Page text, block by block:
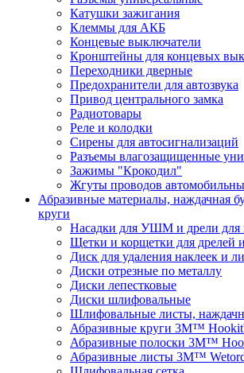
Катушки зажигания
Клеммы для АКБ
Концевые выключатели
Кронштейны для концевых
Переходники дверные
Предохранители для автозвука
Привод центрального замка
Радиотовары
Реле и колодки
Сирены для автосигнализаций
Разъемы влагозащищенные
Зажимы "Крокодил"
Жгуты проводов
Абразивные материалы, наждачная
круги
Насадки для УШМ и дрели для
Щетки и корщетки для
Диск для удаления наклеек и
Диски отрезные по металлу
Диски лепестковые
Диски шлифовальные
Шлифовальные листы,
Абразивные круги 3M™
Абразивные полоски 3M™
Абразивные листы 3M™